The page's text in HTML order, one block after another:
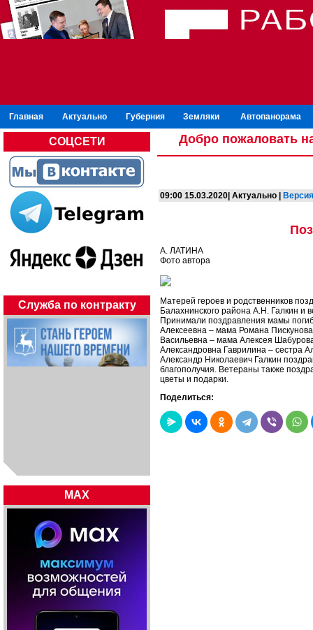
Главная Актуально Губерния Земляки Автопанорама
СОЦСЕТИ
Служба по контракту
MAX
Добро пожаловать
09:00 15.03.2020| Актуально |
А. ЛАТИНА
Фото автора
Матерей героев и родственников
Балахнинского района А.Н. Галкин и
Принимали поздравления мамы
Алексеевна – мама Романа
Васильевна – мама Алексея
Александровна Гаврилина – сестра
Александр Николаевич Галкин
благополучия. Ветераны также
цветы и подарки.
Поделиться: